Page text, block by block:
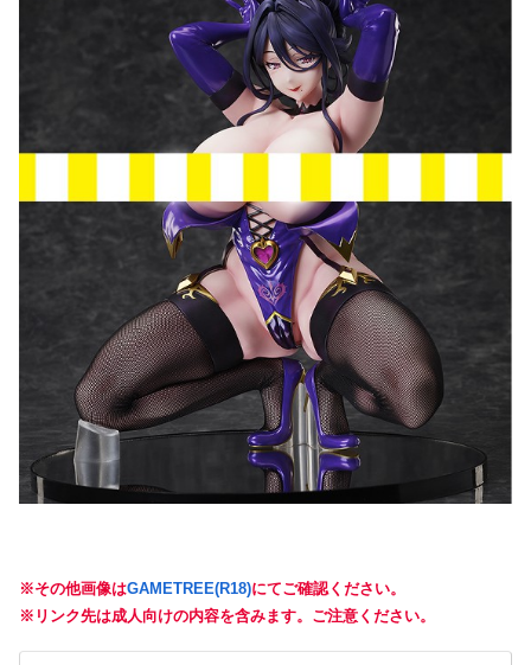
※その他画像はGAMETREE(R18)にてご確認ください。
※リンク先は成人向けの内容を含みます。ご注意ください。